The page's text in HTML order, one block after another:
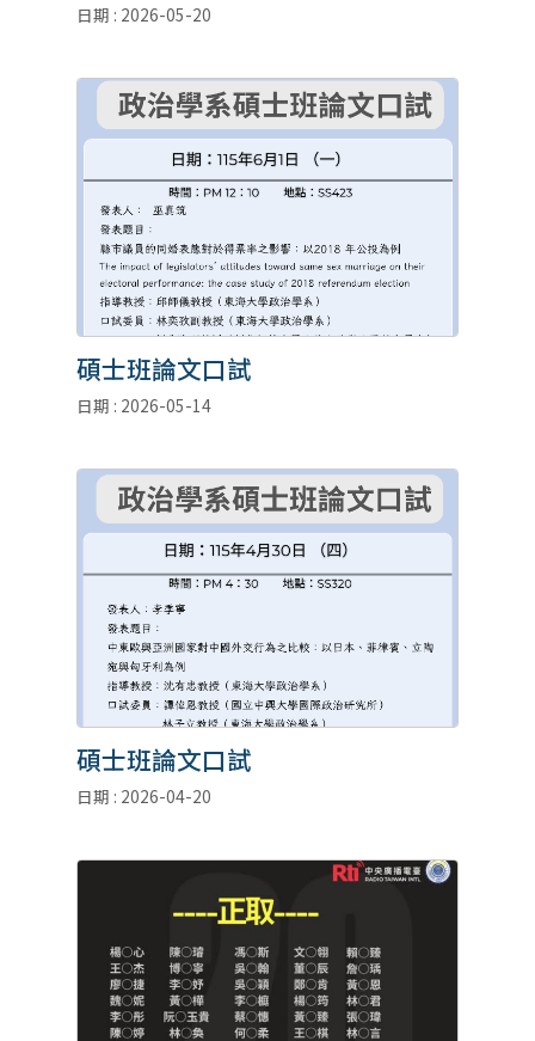
日期 : 2026-05-20
碩士班論文口試
日期 : 2026-05-14
碩士班論文口試
日期 : 2026-04-20